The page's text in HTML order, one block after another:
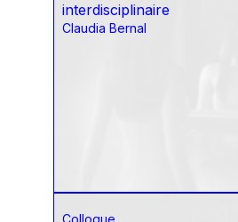
interdisciplinaire
Claudia Bernal